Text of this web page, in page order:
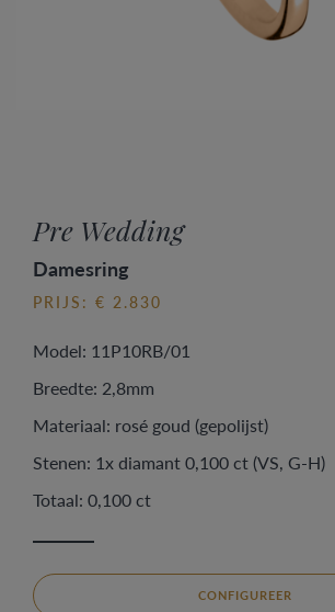
Pre Wedding
Damesring
PRIJS: € 2.830
Model: 11P10RB/01
Breedte: 2,8mm
Materiaal: rosé goud (gepolijst)
Stenen: 1x diamant 0,100 ct (VS, G-H)
Totaal: 0,100 ct
CONFIGUREER